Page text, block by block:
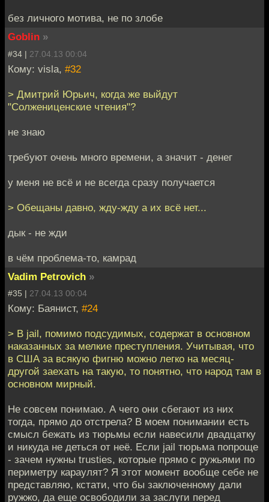
без личного мотива, не по злобе
Goblin »
#34 | 27.04.13 00:04
Кому: visla, #32
> Дмитрий Юрьич, когда же выйдут
"Солжениценские чтения"?
не знаю
требуют очень много времени, а значит - денег
у меня не всё и не всегда сразу получается
> Обещаны давно, жду-жду а их всё нет...
дык - не жди
в чём проблема-то, камрад
Vadim Petrovich »
#35 | 27.04.13 00:04
Кому: Баянист, #24
> В jail, помимо подсудимых, содержат в основном
наказанных за мелкие преступления. Учитывая, что
в США за всякую фигню можно легко на месяц-
другой заехать на такую, то понятно, что народ там в
основном мирный.
Не совсем понимаю. А чего они сбегают из них
тогда, прямо до отстрела? В моем понимании есть
смысл бежать из тюрьмы если навесили двадцатку
и никуда не деться от неё. Если jail тюрьма попроще
- зачем нужны trusties, которые прямо с ружьями по
периметру караулят? Я этот момент вообще себе не
представляю, кстати, что бы заключенному дали
ружжо, да еще освободили за заслуги перед